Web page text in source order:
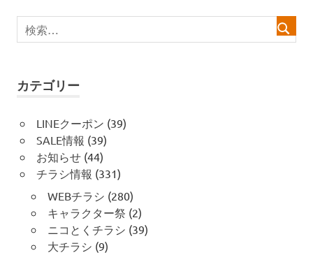
シ
ョ
ン
カテゴリー
LINEクーポン (39)
SALE情報 (39)
お知らせ(44)
チラシ情報 (331)
WEBチラシ (280)
キャラクター祭 (2)
ニコとくチラシ (39)
大チラシ (9)